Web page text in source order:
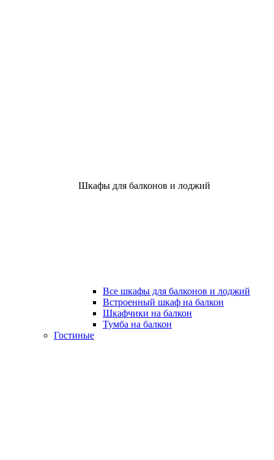
Шкафы для балконов и лоджий
Все шкафы для балконов и лоджий
Встроенный шкаф на балкон
Шкафчики на балкон
Тумба на балкон
Гостиные